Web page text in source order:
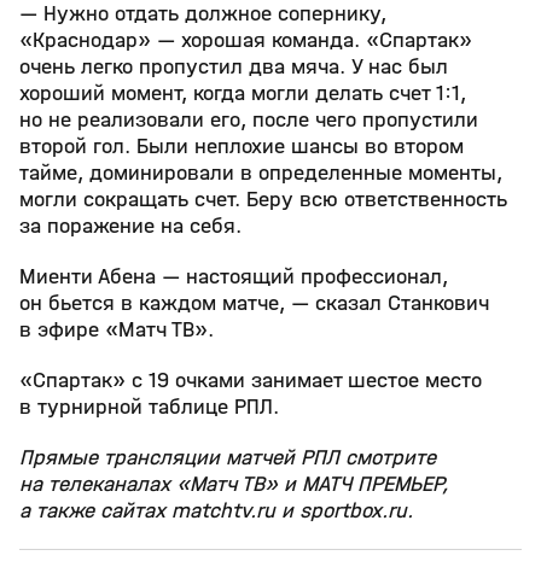
— Нужно отдать должное сопернику,
«Краснодар» — хорошая команда. «Спартак»
очень легко пропустил два мяча. У нас был
хороший момент, когда могли делать счет 1:1,
но не реализовали его, после чего пропустили
второй гол. Были неплохие шансы во втором
тайме, доминировали в определенные моменты,
могли сокращать счет. Беру всю ответственность
за поражение на себя.
Миенти Абена — настоящий профессионал,
он бьется в каждом матче, — сказал Станкович
в эфире «Матч ТВ».
«Спартак» с 19 очками занимает шестое место
в турнирной таблице РПЛ.
Прямые трансляции матчей РПЛ смотрите
на телеканалах «Матч ТВ» и МАТЧ ПРЕМЬЕР,
а также сайтах matchtv.ru и sportbox.ru.